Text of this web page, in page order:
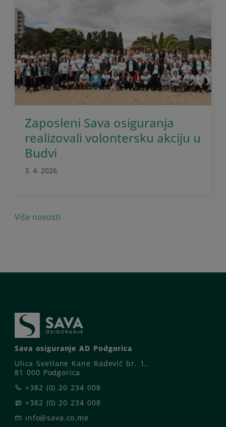
Zaposleni Sava osiguranja
realizovali volontersku akciju u
Budvi
3. 4. 2026
Više novosti
Sava osiguranje AD Podgorica
Ulica Svetlane Kane Radević br. 1,
81 000 Podgorica
+382 (0) 20 234 008
+382 (0) 20 234 008
info@sava.co.me